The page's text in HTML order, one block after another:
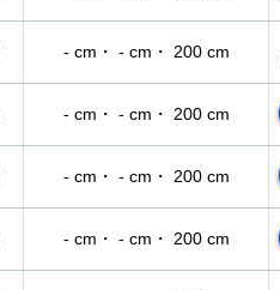
- cm・ - cm・ 200 cm
- cm・ - cm・ 200 cm
- cm・ - cm・ 200 cm
- cm・ - cm・ 200 cm